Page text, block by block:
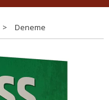
> Deneme